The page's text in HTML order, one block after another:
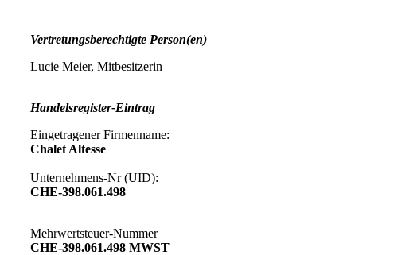
Vertretungsberechtigte Person(en)
Lucie Meier, Mitbesitzerin
Handelsregister-Eintrag
Eingetragener Firmenname:
Chalet Altesse
Unternehmens-Nr (UID):
CHE-398.061.498
Mehrwertsteuer-Nummer
CHE-398.061.498 MWST